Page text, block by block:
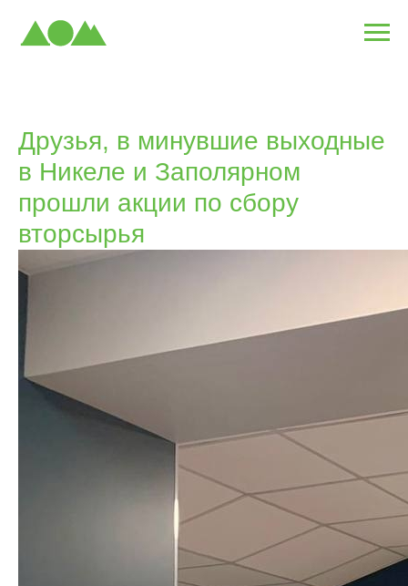
Друзья, в минувшие выходные
в Никеле и Заполярном
прошли акции по сбору
вторсырья